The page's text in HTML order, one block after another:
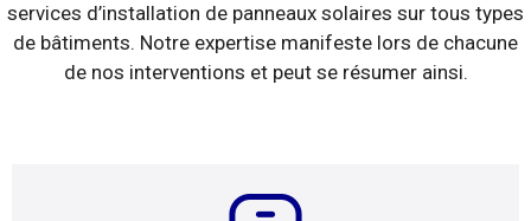
services d’installation de panneaux solaires sur tous types
de bâtiments. Notre expertise manifeste lors de chacune
de nos interventions et peut se résumer ainsi.